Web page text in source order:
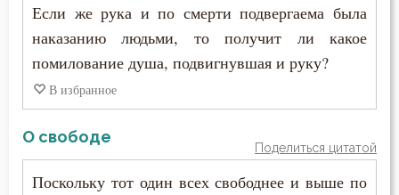
Если же рука и по смерти подвергаема была
наказанию людьми, то получит ли какое
помилование душа, подвигнувшая и руку?
В избранное
О свободе
Поделиться цитатой
Поскольку тот один всех свободнее и выше по